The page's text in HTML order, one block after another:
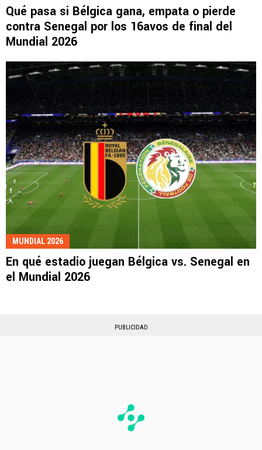
Qué pasa si Bélgica gana, empata o pierde
contra Senegal por los 16avos de final del
Mundial 2026
MUNDIAL 2026
En qué estadio juegan Bélgica vs. Senegal en
el Mundial 2026
PUBLICIDAD